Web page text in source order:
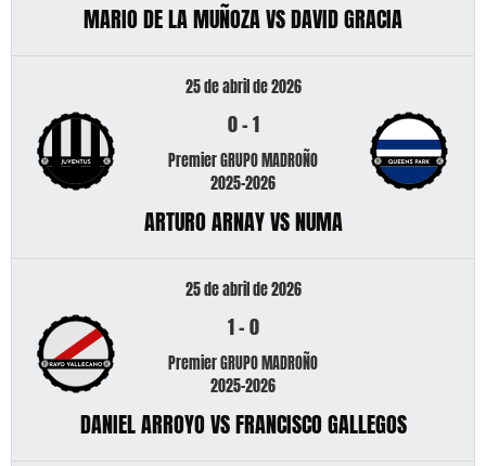
MARIO DE LA MUÑOZA VS DAVID GRACIA
25 de abril de 2026
0-1
Premier GRUPO MADROÑO
2025-2026
ARTURO ARNAY VS NUMA
25 de abril de 2026
1-0
Premier GRUPO MADROÑO
2025-2026
DANIEL ARROYO VS FRANCISCO GALLEGOS